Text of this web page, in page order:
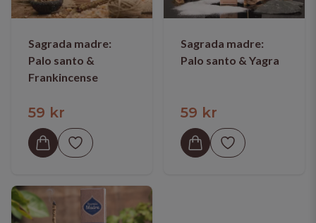
Sagrada madre:
Palo santo &
Frankincense
59 kr
Sagrada madre:
Palo santo & Yagra
59 kr